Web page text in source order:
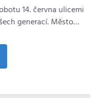
14. června ulicemi
generací. Město…